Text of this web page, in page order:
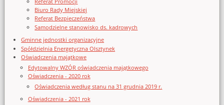
Biuro Rady Miejskiej
Referat Bezpieczeństwa
Samodzielne stanowisko ds. kadrowych
Gminne jednostki organizacyjne
Spółdzielnia Energetyczna Olsztynek
Oświadczenia majątkowe
Edytowalny WZÓR oświadczenia majątkowego
Oświadczenia - 2020 rok
Oświadczenia według stanu na 31 grudnia 2019 r.
Oświadczenia - 2021 rok